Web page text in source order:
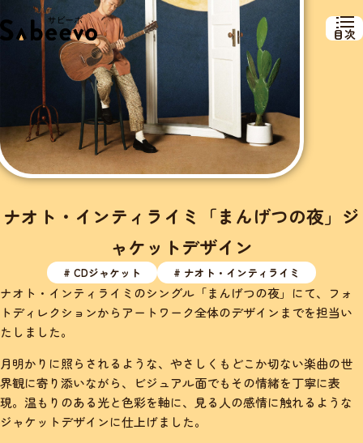
目次
ナオト・インティライミ「まんげつの夜」ジ
ャケットデザイン
# CDジャケット # ナオト・インティライミ
ナオト・インティライミのシングル「まんげつの夜」にて、フォ
トディレクションからアートワーク全体のデザインまでを担当い
たしました。
月明かりに照らされるような、やさしくもどこか切ない楽曲の世
界観に寄り添いながら、ビジュアル面でもその情緒を丁寧に表
現。温もりのある光と色彩を軸に、見る人の感情に触れるような
ジャケットデザインに仕上げました。